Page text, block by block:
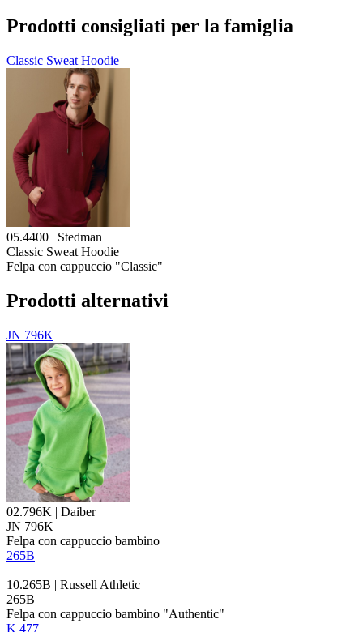
Prodotti consigliati per la famiglia
Classic Sweat Hoodie
05.4400 | Stedman
Classic Sweat Hoodie
Felpa con cappuccio "Classic"
Prodotti alternativi
JN 796K
02.796K | Daiber
JN 796K
Felpa con cappuccio bambino
265B
10.265B | Russell Athletic
265B
Felpa con cappuccio bambino "Authentic"
K 477